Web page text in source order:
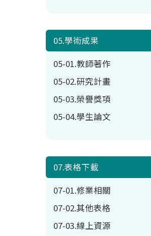
05.學術成果
05-01.教師著作
05-02.研究計畫
05-03.榮譽獎項
05-04.學生論文
07.表格下載
07-01.修業相關
07-02.其他表格
07-03.線上資源